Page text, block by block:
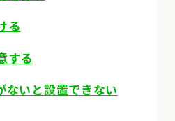
る
する
ないと設置できない